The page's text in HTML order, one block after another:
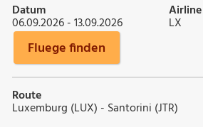
Datum
06.09.2026 - 13.09.2026
Airline
LX
Fluege finden
Route
Luxemburg (LUX) - Santorini (JTR)